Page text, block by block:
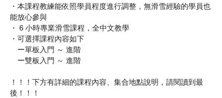
・本課程教練能依照學員程度進行調整，無滑雪經驗的學員也
能放心參與
・ 6 小時專業滑雪課程，全中文教學
・可選擇課程內容如下
ー單板入門 ～ 進階
ー雙板入門 ～ 進階
！！！下方有詳細的課程內容、集合地點說明，請閱讀到最
後！！！